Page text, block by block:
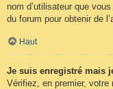
nom d’utilisateur que
du forum pour obtenir de
Haut
Je suis enregistré mais
Vérifiez, en premier, votre